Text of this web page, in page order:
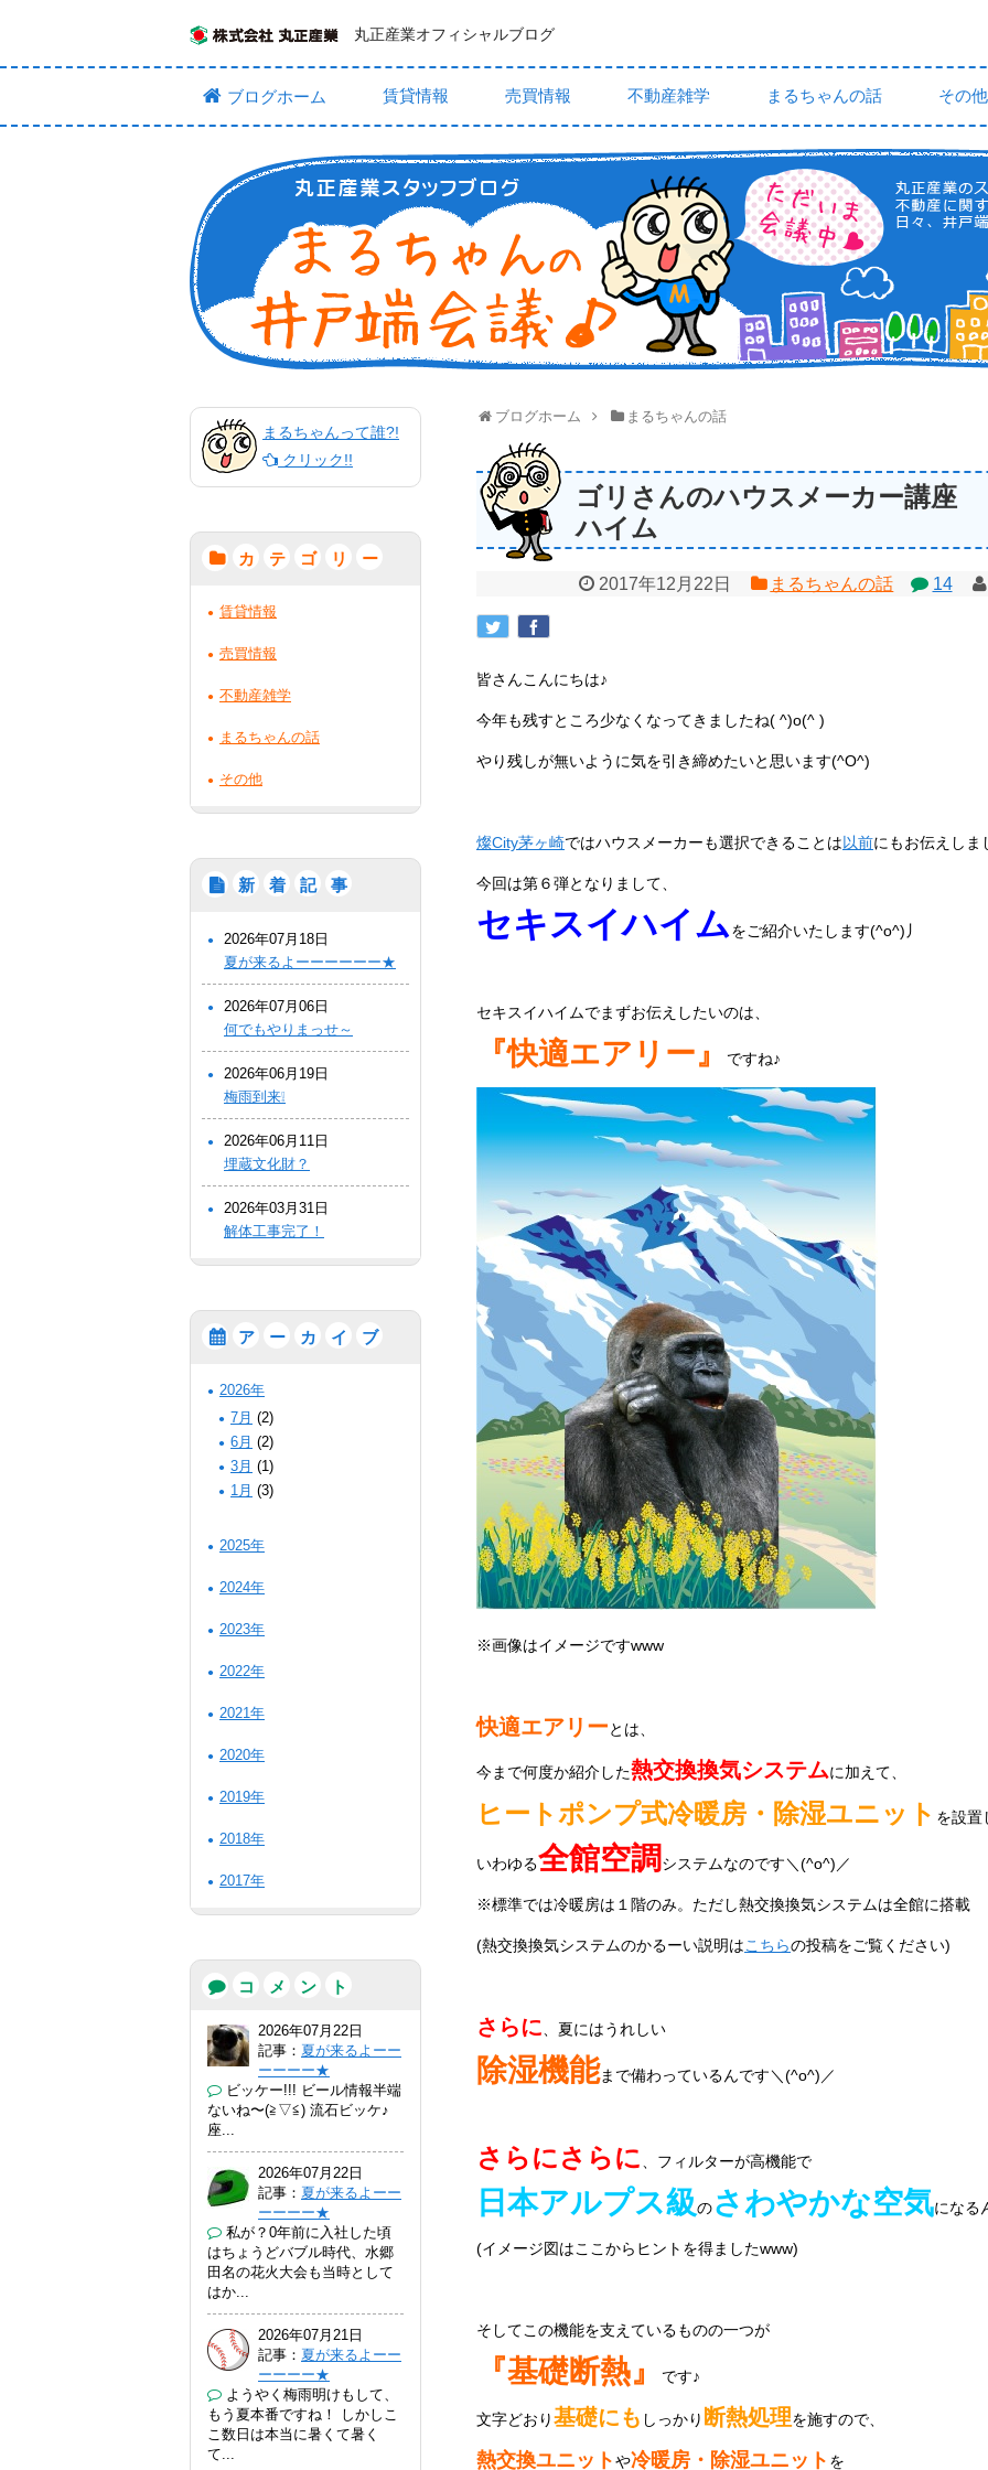
丸正産業オフィシャルブログ
ブログホーム 賃貸情報 売買情報 不動産雑学 まるちゃんの話 その他
ブログホーム まるちゃんの話
ゴリさんのハウスメーカー講
ハイム
2017年12月22日 まるちゃんの話 14
皆さんこんにちは♪
今年も残すところ少なくなってきましたね( ^)o(^ )
やり残しが無いように気を引き締めたいと思います(^O^)
燦City茅ヶ崎ではハウスメーカーも選択できることは以前にもお伝えしま
今回は第６弾となりまして、
セキスイハイムをご紹介いたします(^o^)丿
セキスイハイムでまずお伝えしたいのは、
『快適エアリー』 ですね♪
※画像はイメージですwww
快適エアリーとは、
今まで何度か紹介した熱交換換気システムに加えて、
ヒートポンプ式冷暖房・除湿ユニット を設置
いわゆる全館空調 システムなのです＼(^o^)／
※標準では冷暖房は１階のみ。ただし熱交換換気システムは全館に搭載
(熱交換換気システムのかるーい説明はこちらの投稿をご覧ください)
さらに 、夏にはうれしい
除湿機能まで備わっているんです＼(^o^)／
さらにさらに 、フィルターが高機能で
日本アルプス級のさわやかな空気になる
(イメージ図はここからヒントを得ましたwww)
そしてこの機能を支えているものの一つが
『基礎断熱』 です♪
文字どおり基礎にも しっかり 断熱処理を施すので、
熱交換ユニットや冷暖房・除湿ユニット を
まるちゃんって誰?!
クリック!!
カ テ ゴ リ ー
賃貸情報
売買情報
不動産雑学
まるちゃんの話
その他
新 着 記 事
2026年07月18日
夏が来るよーーーーーー★
2026年07月06日
何でもやりまっせ～
2026年06月19日
梅雨到来❕
2026年06月11日
埋蔵文化財？
2026年03月31日
解体工事完了！
ア ー カ イ ブ
2026年
7月 (2)
6月 (2)
3月 (1)
1月 (3)
2025年
2024年
2023年
2022年
2021年
2020年
2019年
2018年
2017年
コ メ ン ト
2026年07月22日
記事： 夏が来るよーー
ーーーー★
ビッケー!!! ビール情報半端
ないね〜(⁠≧⁠▽⁠≦⁠) 流石ビッケ♪
座...
2026年07月22日
記事： 夏が来るよーー
ーーーー★
私が？0年前に入社した頃
はちょうどバブル時代、水郷
田名の花火大会も当時として
はか...
2026年07月21日
記事： 夏が来るよーー
ーーーー★
ようやく梅雨明けもして、
もう夏本番ですね！ しかしこ
こ数日は本当に暑くて暑く
て...